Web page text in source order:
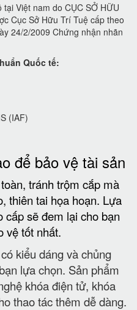
Việt nam do CỤC SỞ HỮU
Cục Sở Hữu Trí Tuệ cấp theo
24/2/2009 Chứng nhận nhãn
Quốc tế:
(IAF)
để bảo vệ tài sản
tránh trộm cắp mà
thiên tai họa hoạn. Lựa
cấp sẽ đem lại cho bạn
vệ tốt nhất.
kiểu dáng và chủng
lựa chọn. Sản phẩm
khóa điện tử, khóa
thao tác thêm dễ dàng.